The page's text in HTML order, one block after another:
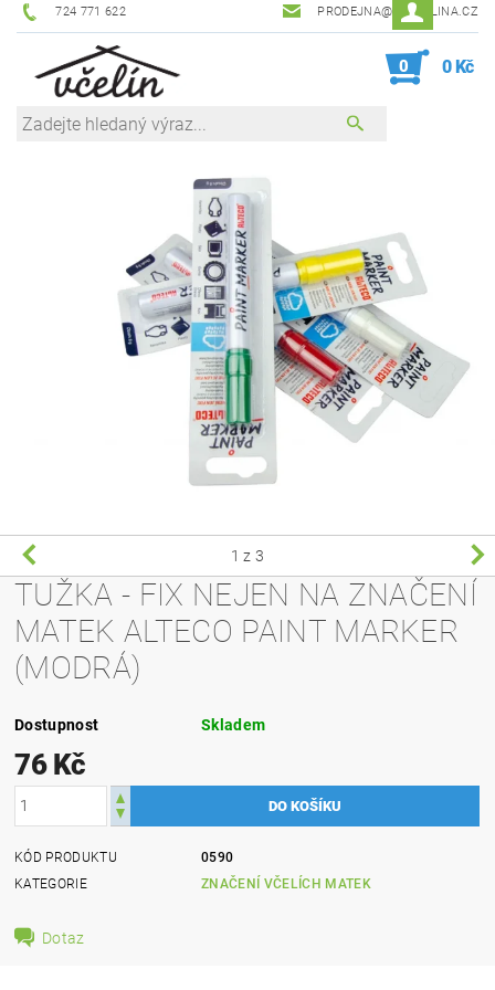
724 771 622 PRODEJNA@ZEVCELINA.CZ
0 0 Kč
1 z 3
TUŽKA - FIX NEJEN NA ZNAČENÍ
MATEK ALTECO PAINT MARKER
(MODRÁ)
Dostupnost Skladem
76 Kč
KÓD PRODUKTU
0590
KATEGORIE
ZNAČENÍ VČELÍCH MATEK
Dotaz